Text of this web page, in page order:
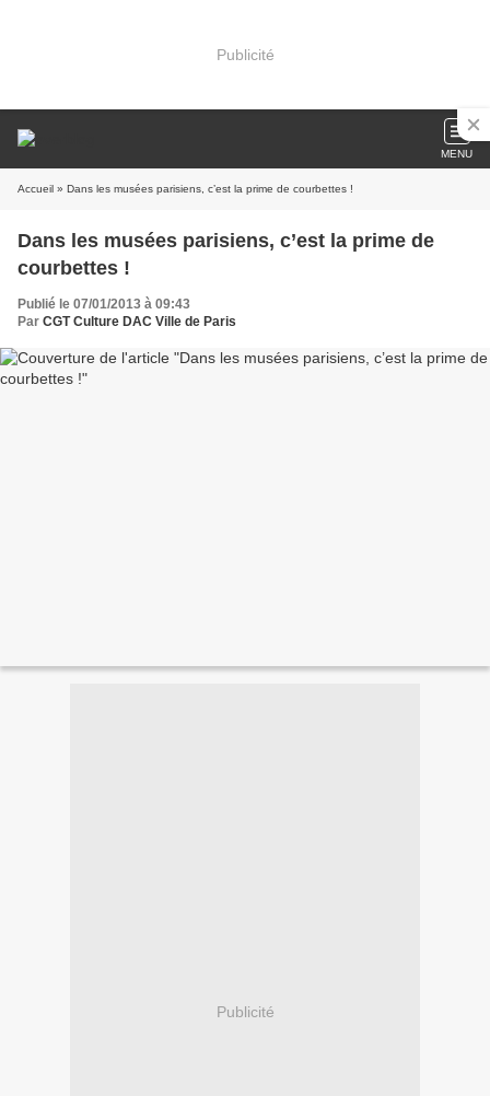
Publicité
MENU
Accueil » Dans les musées parisiens, c’est la prime de courbettes !
Dans les musées parisiens, c’est la prime de
courbettes !
Publié le 07/01/2013 à 09:43
Par CGT Culture DAC Ville de Paris
Publicité